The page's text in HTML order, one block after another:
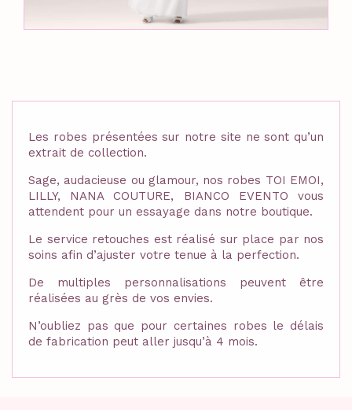
Les robes présentées sur notre site ne sont qu’un
extrait de collection.
Sage, audacieuse ou glamour, nos robes TOI EMOI,
LILLY, NANA COUTURE, BIANCO EVENTO vous
attendent pour un essayage dans notre boutique.
Le service retouches est réalisé sur place par nos
soins afin d’ajuster votre tenue à la perfection.
De multiples personnalisations peuvent être
réalisées au grès de vos envies.
N’oubliez pas que pour certaines robes le délais
de fabrication peut aller jusqu’à 4 mois.